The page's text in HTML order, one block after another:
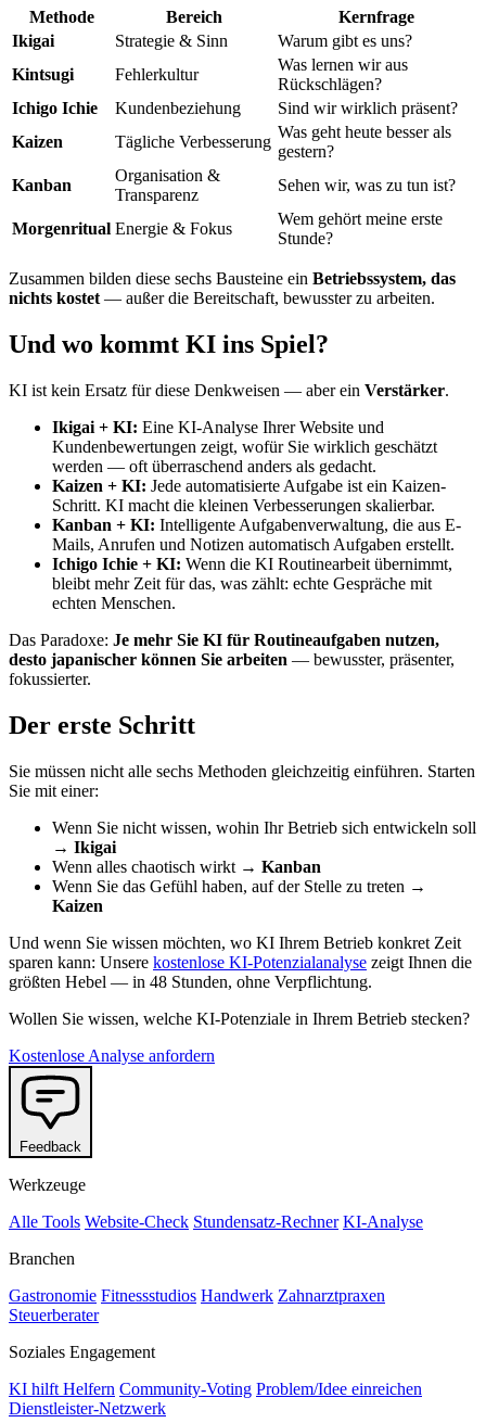
Methode Bereich
Kernfrage
Ikigai
Strategie & Sinn
Warum gibt es uns?
Kintsugi
Fehlerkultur
Was lernen wir aus
Rückschlägen?
Ichigo Ichie
Kundenbeziehung
Sind wir wirklich präsent?
Kaizen
Tägliche Verbesserung
Was geht heute besser als
gestern?
Kanban
Organisation &
Transparenz
Sehen wir, was zu tun ist?
Morgenritual Energie & Fokus
Wem gehört meine erste
Stunde?
Zusammen bilden diese sechs Bausteine ein Betriebssystem, das
nichts kostet — außer die Bereitschaft, bewusster zu arbeiten.
Und wo kommt KI ins Spiel?
KI ist kein Ersatz für diese Denkweisen — aber ein Verstärker.
Ikigai + KI: Eine KI-Analyse Ihrer Website und
Kundenbewertungen zeigt, wofür Sie wirklich geschätzt
werden — oft überraschend anders als gedacht.
Kaizen + KI: Jede automatisierte Aufgabe ist ein Kaizen-
Schritt. KI macht die kleinen Verbesserungen skalierbar.
Kanban + KI: Intelligente Aufgabenverwaltung, die aus E-
Mails, Anrufen und Notizen automatisch Aufgaben erstellt.
Ichigo Ichie + KI: Wenn die KI Routinearbeit übernimmt,
bleibt mehr Zeit für das, was zählt: echte Gespräche mit
echten Menschen.
Das Paradoxe: Je mehr Sie KI für Routineaufgaben nutzen,
desto japanischer können Sie arbeiten — bewusster, präsenter,
fokussierter.
Der erste Schritt
Sie müssen nicht alle sechs Methoden gleichzeitig einführen. Starten
Sie mit einer:
Wenn Sie nicht wissen, wohin Ihr Betrieb sich entwickeln soll
→ Ikigai
Wenn alles chaotisch wirkt → Kanban
Wenn Sie das Gefühl haben, auf der Stelle zu treten →
Kaizen
Und wenn Sie wissen möchten, wo KI Ihrem Betrieb konkret Zeit
sparen kann: Unsere kostenlose KI-Potenzialanalyse zeigt Ihnen die
größten Hebel — in 48 Stunden, ohne Verpflichtung.
Wollen Sie wissen, welche KI-Potenziale in Ihrem Betrieb stecken?
Kostenlose Analyse anfordern
Feedback
Werkzeuge
Alle Tools Website-Check Stundensatz-Rechner KI-Analyse
Branchen
Gastronomie Fitnessstudios Handwerk Zahnarztpraxen
Steuerberater
Soziales Engagement
KI hilft Helfern Community-Voting Problem/Idee einreichen
Dienstleister-Netzwerk